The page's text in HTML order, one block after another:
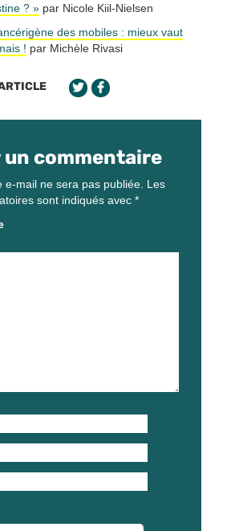
? » par Nicole Kiil-Nielsen
des mobiles : mieux vaut
! par Michèle Rivasi
un commentaire
e-mail ne sera pas publiée. Les
sont indiqués avec *